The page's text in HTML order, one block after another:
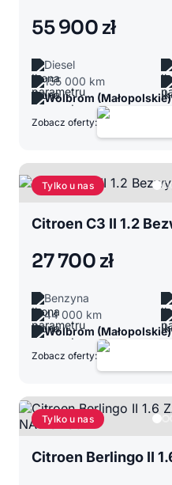
55 900 zł
Diesel
155 000 km
Wolbrom (Małopolskie)
Zobacz oferty:
Tylko u nas
27 700 zł
Benzyna
44 000 km
Wolbrom (Małopolskie)
Zobacz oferty:
Tylko u nas